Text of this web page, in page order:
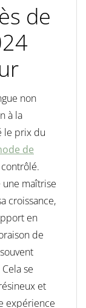
de
non
à la
le prix du
de
maîtrise
croissance,
en
de
se
et
expérience